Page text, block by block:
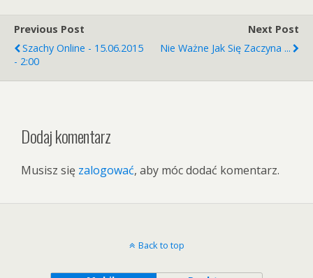
Previous Post
Szachy Online - 15.06.2015
- 2:00
Next Post
Nie Ważne Jak Się Zaczyna ...
Dodaj komentarz
Musisz się zalogować, aby móc dodać komentarz.
Back to top